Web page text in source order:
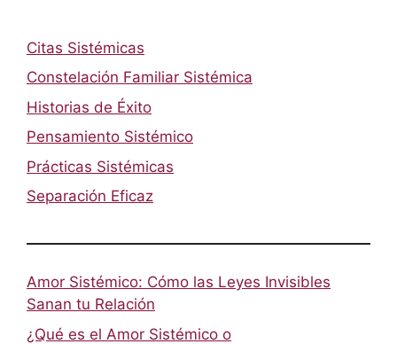
Citas Sistémicas
Constelación Familiar Sistémica
Historias de Éxito
Pensamiento Sistémico
Prácticas Sistémicas
Separación Eficaz
Amor Sistémico: Cómo las Leyes Invisibles
Sanan tu Relación
¿Qué es el Amor Sistémico o